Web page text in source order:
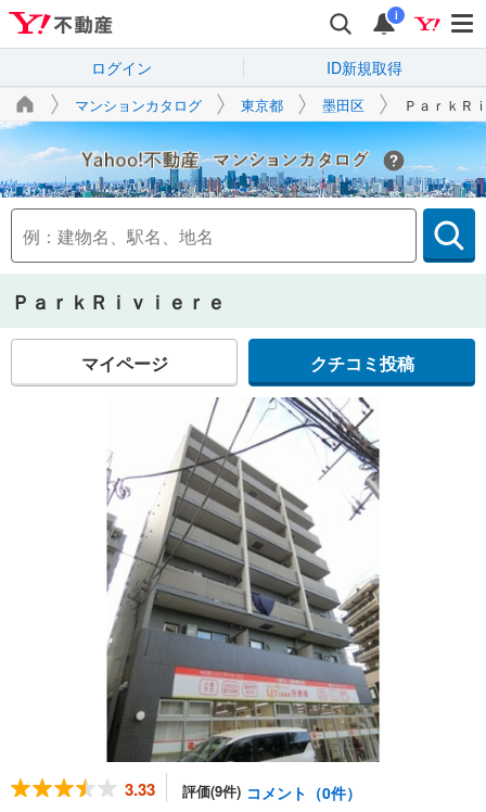
i
ログイン ID新規取得
マンションカタログ 東京都 墨田区 ＰａｒｋＲ
Yahoo!不動産
ＰａｒｋＲｉｖｉｅｒｅ
マイページ クチコミ投稿
3.33 評価(9件) コメント（0件）